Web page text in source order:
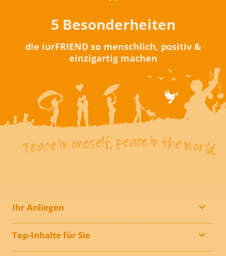
5 Besonderheiten
die iurFRIEND so menschlich, positiv &
einzigartig machen
Ihr Anliegen
Top-Inhalte für Sie